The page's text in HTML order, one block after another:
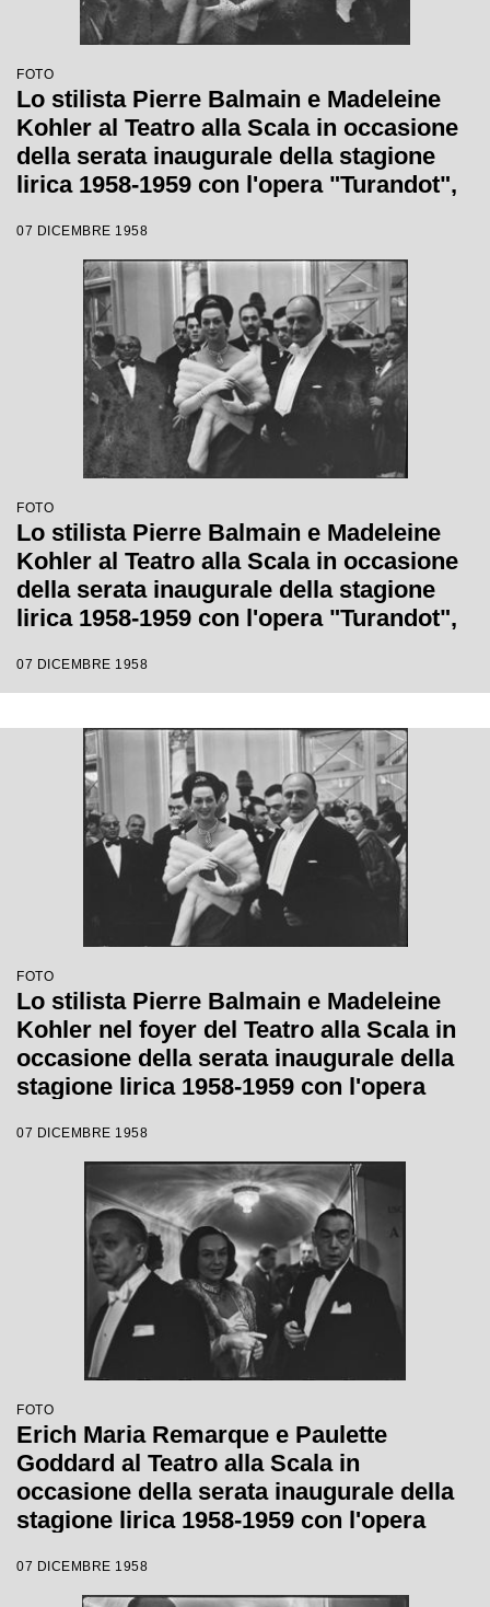
FOTO
Lo stilista Pierre Balmain e Madeleine
Kohler al Teatro alla Scala in occasione
della serata inaugurale della stagione
lirica 1958-1959 con l'opera "Turandot",
Votto con la regia di Margherita
Wallmann
07 DICEMBRE 1958
FOTO
Lo stilista Pierre Balmain e Madeleine
Kohler al Teatro alla Scala in occasione
della serata inaugurale della stagione
lirica 1958-1959 con l'opera "Turandot",
Votto con la regia di Margherita
07 DICEMBRE 1958
FOTO
Lo stilista Pierre Balmain e Madeleine
Kohler nel foyer del Teatro alla Scala in
occasione della serata inaugurale della
stagione lirica 1958-1959 con l'opera
da Antonino Votto, con la regia di
Margherita Wallmann
07 DICEMBRE 1958
FOTO
Erich Maria Remarque e Paulette
Goddard al Teatro alla Scala in
occasione della serata inaugurale della
stagione lirica 1958-1959 con l'opera
da Antonino Votto con la regia di
07 DICEMBRE 1958